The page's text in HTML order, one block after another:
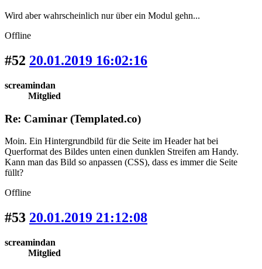
Wird aber wahrscheinlich nur über ein Modul gehn...
Offline
#52 20.01.2019 16:02:16
screamindan
Mitglied
Re: Caminar (Templated.co)
Moin. Ein Hintergrundbild für die Seite im Header hat bei
Querformat des Bildes unten einen dunklen Streifen am Handy.
Kann man das Bild so anpassen (CSS), dass es immer die Seite
füllt?
Offline
#53 20.01.2019 21:12:08
screamindan
Mitglied